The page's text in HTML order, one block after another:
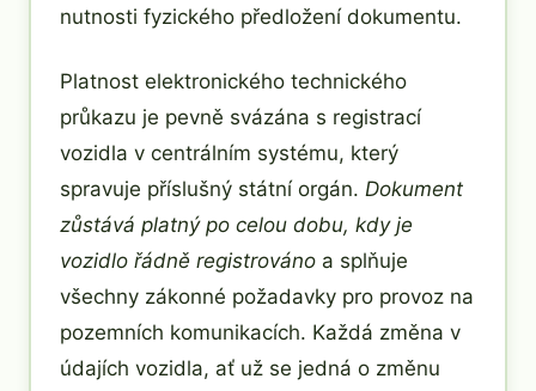
nutnosti fyzického předložení dokumentu.
Platnost elektronického technického
průkazu je pevně svázána s registrací
vozidla v centrálním systému, který
spravuje příslušný státní orgán. Dokument
zůstává platný po celou dobu, kdy je
vozidlo řádně registrováno a splňuje
všechny zákonné požadavky pro provoz na
pozemních komunikacích. Každá změna v
údajích vozidla, ať už se jedná o změnu